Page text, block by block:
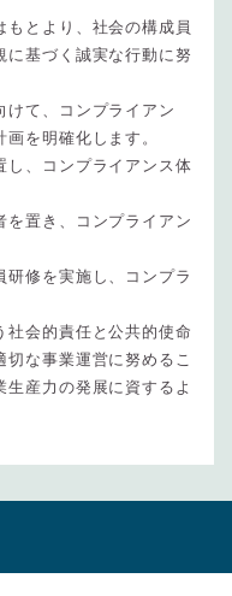
とより、社会の構成員
に基づく誠実な行動に努
けて、コンプライアン
を明確化します。
し、コンプライアンス体
置き、コンプライアン
修を実施し、コンプラ
会的責任と公共的使命
な事業運営に努めるこ
産力の発展に資するよ